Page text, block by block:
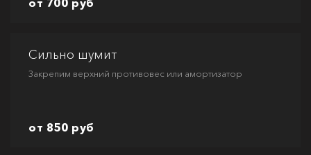
от 700 руб
Сильно шумит
Закрепим верхний противовес или амортизатор
от 850 руб